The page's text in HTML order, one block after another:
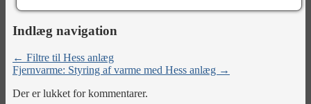
Indlæg navigation
← Filtre til Hess anlæg
Fjernvarme: Styring af varme med Hess anlæg →
Der er lukket for kommentarer.